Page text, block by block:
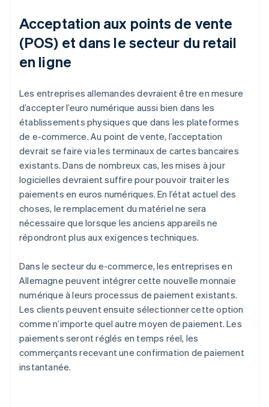
Acceptation aux points de vente
(POS) et dans le secteur du retail
en ligne
Les entreprises allemandes devraient être en mesure
d’accepter l’euro numérique aussi bien dans les
établissements physiques que dans les plateformes
de e-commerce. Au point de vente, l’acceptation
devrait se faire via les terminaux de cartes bancaires
existants. Dans de nombreux cas, les mises à jour
logicielles devraient suffire pour pouvoir traiter les
paiements en euros numériques. En l’état actuel des
choses, le remplacement du matériel ne sera
nécessaire que lorsque les anciens appareils ne
répondront plus aux exigences techniques.
Dans le secteur du e-commerce, les entreprises en
Allemagne peuvent intégrer cette nouvelle monnaie
numérique à leurs processus de paiement existants.
Les clients peuvent ensuite sélectionner cette option
comme n’importe quel autre moyen de paiement. Les
paiements seront réglés en temps réel, les
commerçants recevant une confirmation de paiement
instantanée.